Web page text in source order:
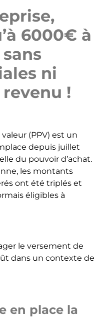
6000€ à
ni
!
(PPV) est un
depuis juillet
du pouvoir d’achat.
les montants
ont été triplés et
éligibles à
le versement de
dans un contexte de
en place la